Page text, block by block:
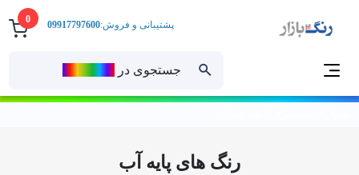
0
جستجوی در
پشتیبانی و فروش:09917797600
رنگ های پایه آب